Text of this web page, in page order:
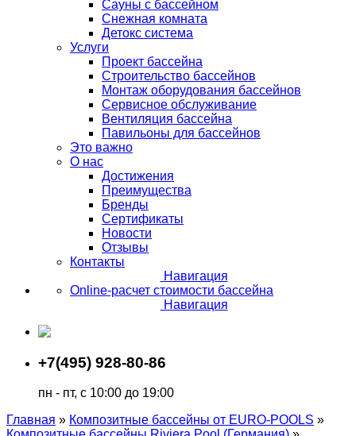
Сауны с бассейном
Снежная комната
Детокс система
Услуги
Проект бассейна
Строительство бассейнов
Монтаж оборудования бассейнов
Сервисное обслуживание
Вентиляция бассейна
Павильоны для бассейнов
Это важно
О нас
Достижения
Преимущества
Бренды
Сертификаты
Новости
Отзывы
Контакты
Навигация
Online-расчет стоимости бассейна
Навигация
+7(495) 928-80-86
пн - пт, с 10:00 до 19:00
Главная » Композитные бассейны от EURO-POOLS »